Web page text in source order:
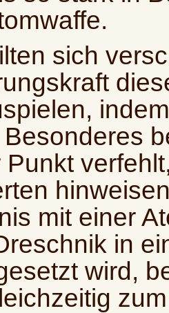
sich
Punkt
mit einer
in
wird,